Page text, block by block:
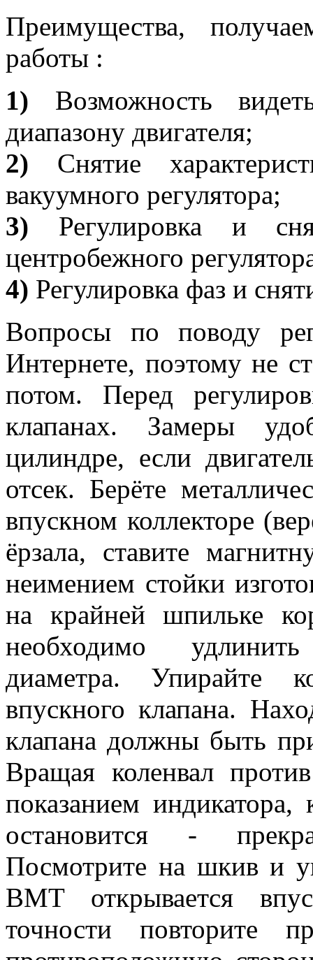
Преимущества,
работы :
1) Возможность
диапазону двигателя;
2) Снятие
вакуумного регулятора;
3) Регулировка и
центробежного
4) Регулировка фаз и
Вопросы по поводу
Интернете, поэтому не
потом. Перед
клапанах. Замеры
цилиндре, если
отсек. Берёте
впускном коллекторе
ёрзала, ставите
неимением стойки
на крайней шпильке
необходимо
диаметра. Упирайте
впускного клапана.
клапана должны быть
Вращая коленвал
показанием индикатора,
остановится -
Посмотрите на шкив и
ВМТ открывается
точности повторите